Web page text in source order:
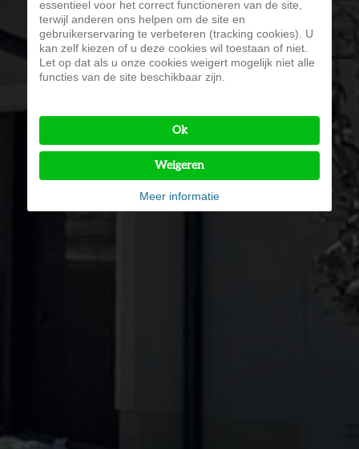
essentieel voor het correct functioneren van de site,
terwijl anderen ons helpen om de site en
gebruikerservaring te verbeteren (tracking cookies). U
kan zelf kiezen of u deze cookies wil toestaan of niet.
Let op dat als u onze cookies weigert mogelijk niet alle
functies van de site beschikbaar zijn.
Ok
Weigeren
Meer informatie